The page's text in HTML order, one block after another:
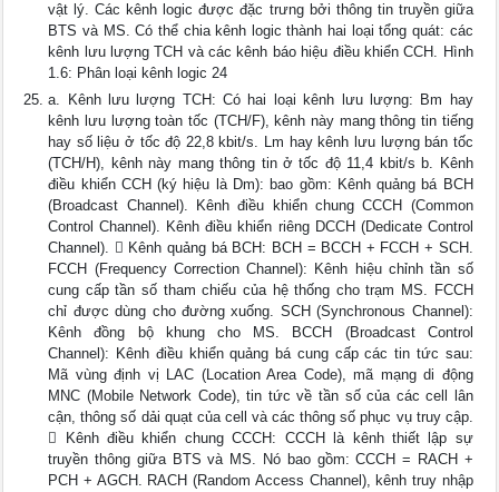
vật lý. Các kênh logic được đặc trưng bởi thông tin truyền giữa
BTS và MS. Có thể chia kênh logic thành hai loại tổng quát: các
kênh lưu lượng TCH và các kênh báo hiệu điều khiển CCH. Hình
1.6: Phân loại kênh logic 24
a. Kênh lưu lượng TCH: Có hai loại kênh lưu lượng: Bm hay
kênh lưu lượng toàn tốc (TCH/F), kênh này mang thông tin tiếng
hay số liệu ở tốc độ 22,8 kbit/s. Lm hay kênh lưu lượng bán tốc
(TCH/H), kênh này mang thông tin ở tốc độ 11,4 kbit/s b. Kênh
điều khiển CCH (ký hiệu là Dm): bao gồm: Kênh quảng bá BCH
(Broadcast Channel). Kênh điều khiển chung CCCH (Common
Control Channel). Kênh điều khiển riêng DCCH (Dedicate Control
Channel).  Kênh quảng bá BCH: BCH = BCCH + FCCH + SCH.
FCCH (Frequency Correction Channel): Kênh hiệu chỉnh tần số
cung cấp tần số tham chiếu của hệ thống cho trạm MS. FCCH
chỉ được dùng cho đường xuống. SCH (Synchronous Channel):
Kênh đồng bộ khung cho MS. BCCH (Broadcast Control
Channel): Kênh điều khiển quảng bá cung cấp các tin tức sau:
Mã vùng định vị LAC (Location Area Code), mã mạng di động
MNC (Mobile Network Code), tin tức về tần số của các cell lân
cận, thông số dải quạt của cell và các thông số phục vụ truy cập.
 Kênh điều khiển chung CCCH: CCCH là kênh thiết lập sự
truyền thông giữa BTS và MS. Nó bao gồm: CCCH = RACH +
PCH + AGCH. RACH (Random Access Channel), kênh truy nhập